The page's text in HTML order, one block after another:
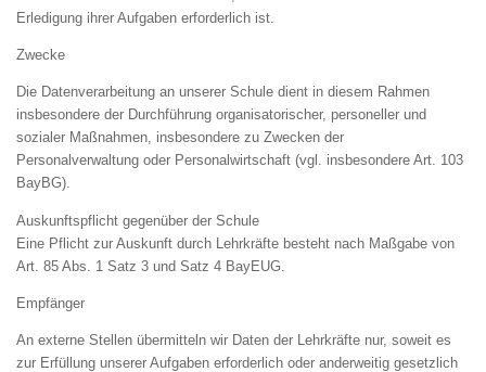
Erledigung ihrer Aufgaben erforderlich ist.
Zwecke
Die Datenverarbeitung an unserer Schule dient in diesem Rahmen
insbesondere der Durchführung organisatorischer, personeller und
sozialer Maßnahmen, insbesondere zu Zwecken der
Personalverwaltung oder Personalwirtschaft (vgl. insbesondere Art. 103
BayBG).
Auskunftspflicht gegenüber der Schule
Eine Pflicht zur Auskunft durch Lehrkräfte besteht nach Maßgabe von
Art. 85 Abs. 1 Satz 3 und Satz 4 BayEUG.
Empfänger
An externe Stellen übermitteln wir Daten der Lehrkräfte nur, soweit es
zur Erfüllung unserer Aufgaben erforderlich oder anderweitig gesetzlich